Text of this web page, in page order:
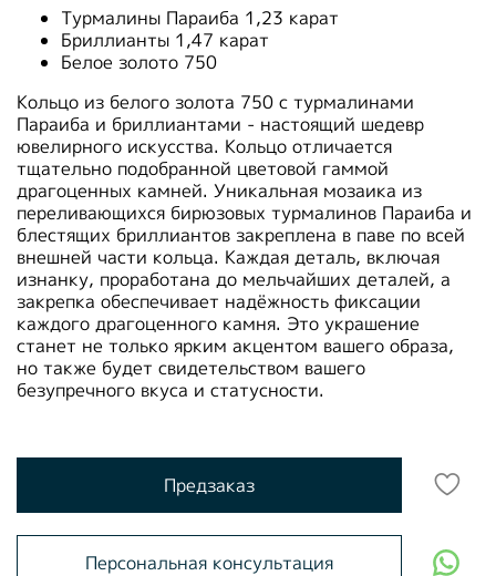
Турмалины Параиба 1,23 карат
Бриллианты 1,47 карат
Белое золото 750
Кольцо из белого золота 750 с турмалинами
Параиба и бриллиантами - настоящий шедевр
ювелирного искусства. Кольцо отличается
тщательно подобранной цветовой гаммой
драгоценных камней. Уникальная мозаика из
переливающихся бирюзовых турмалинов Параиба и
блестящих бриллиантов закреплена в паве по всей
внешней части кольца. Каждая деталь, включая
изнанку, проработана до мельчайших деталей, а
закрепка обеспечивает надёжность фиксации
каждого драгоценного камня. Это украшение
станет не только ярким акцентом вашего образа,
но также будет свидетельством вашего
безупречного вкуса и статусности.
Предзаказ
Персональная консультация